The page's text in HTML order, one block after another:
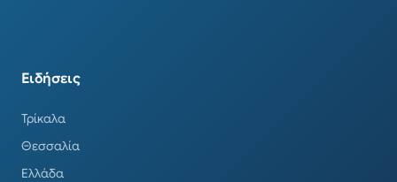
Ειδήσεις
Τρίκαλα
Θεσσαλία
Ελλάδα